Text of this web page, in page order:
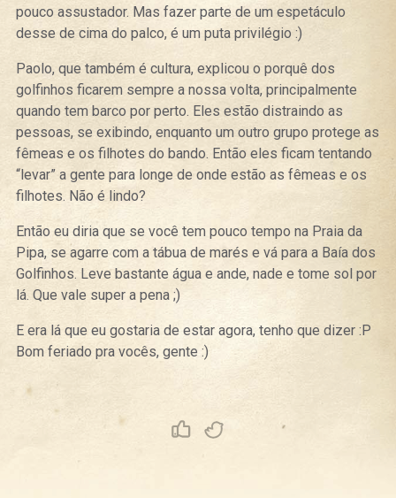
pouco assustador. Mas fazer parte de um espetáculo
desse de cima do palco, é um puta privilégio :)
Paolo, que também é cultura, explicou o porquê dos
golfinhos ficarem sempre a nossa volta, principalmente
quando tem barco por perto. Eles estão distraindo as
pessoas, se exibindo, enquanto um outro grupo protege as
fêmeas e os filhotes do bando. Então eles ficam tentando
“levar” a gente para longe de onde estão as fêmeas e os
filhotes. Não é lindo?
Então eu diria que se você tem pouco tempo na Praia da
Pipa, se agarre com a tábua de marés e vá para a Baía dos
Golfinhos. Leve bastante água e ande, nade e tome sol por
lá. Que vale super a pena ;)
E era lá que eu gostaria de estar agora, tenho que dizer :P
Bom feriado pra vocês, gente :)
Curtir